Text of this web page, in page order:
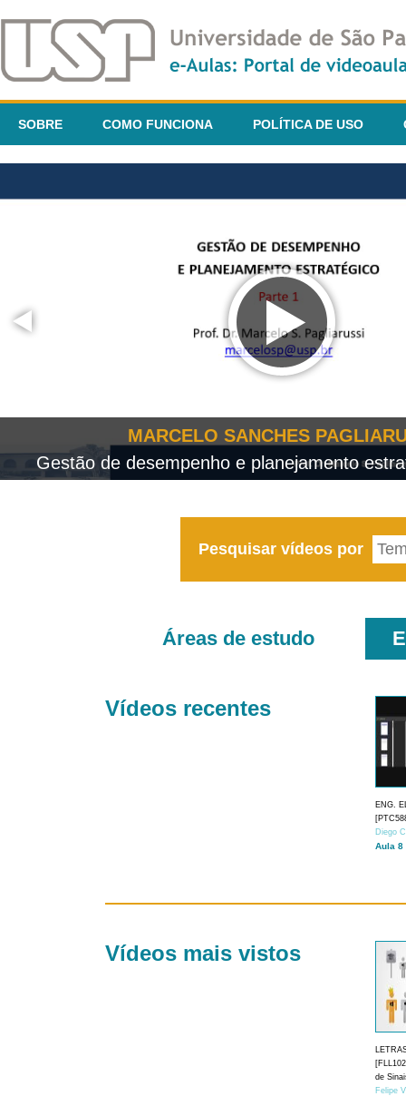
SOBRE COMO FUNCIONA POLÍTICA DE USO
MARCELO SANCHES
Gestão de desempenho e planejamento
Pesquisar vídeos por
Áreas de estudo
Vídeos recentes
ENG.
Diego
Aula 8
Vídeos mais vistos
de
Felipe